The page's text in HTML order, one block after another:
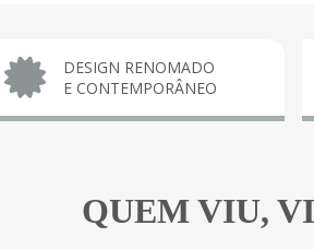
DESIGN RENOMADO
E CONTEMPORÂNEO
QUEM VIU,